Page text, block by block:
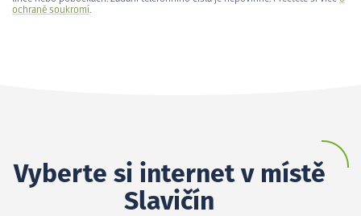
ochraně soukromí.
Vyberte si internet v místě
Slavičín